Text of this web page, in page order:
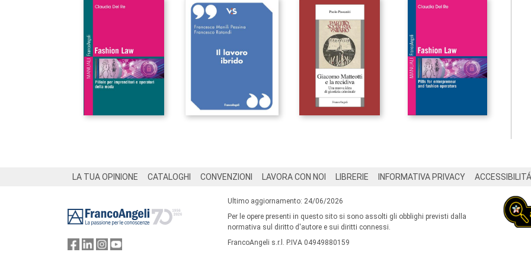
LA TUA OPINIONE CATALOGHI CONVENZIONI LAVORA CON NOI LIBRERIE INFORMATIVA PRIVACY ACCESSIBILITÁ
Ultimo aggiornamento: 24/06/2026
Per le opere presenti in questo sito si sono assolti gli obblighi previsti dalla
normativa sul diritto d'autore e sui diritti connessi.
FrancoAngeli s.r.l. P.IVA 04949880159